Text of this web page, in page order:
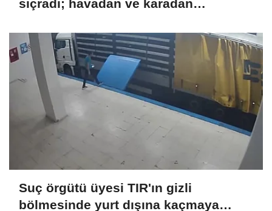
sıçradı; havadan ve karadan
Suç örgütü üyesi TIR'ın gizli
bölmesinde yurt dışına kaçmaya